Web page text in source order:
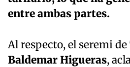
entre ambas partes.
Al respecto, el seremi
Baldemar Higueras,